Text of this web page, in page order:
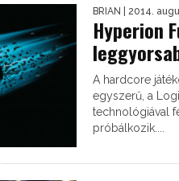
BRIAN | 2014.
Hyperion
A hardcore
egyszerű, a
technológiával
próbálkozik....